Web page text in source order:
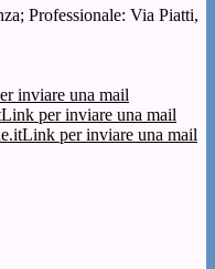
Professionale: Via Piatti,
inviare una mail
Link per inviare una mail
Link per inviare una mail